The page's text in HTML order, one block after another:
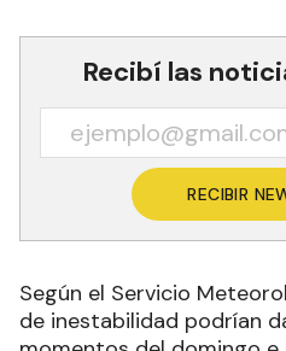
Recibí las
RECIBIR
Según el Servicio
de inestabilidad podrían